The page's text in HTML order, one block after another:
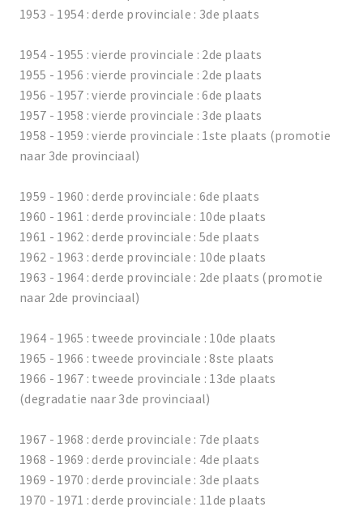
1953 - 1954 : derde provinciale : 3de plaats
1954 - 1955 : vierde provinciale : 2de plaats
1955 - 1956 : vierde provinciale : 2de plaats
1956 - 1957 : vierde provinciale : 6de plaats
1957 - 1958 : vierde provinciale : 3de plaats
1958 - 1959 : vierde provinciale : 1ste plaats (promotie
naar 3de provinciaal)
1959 - 1960 : derde provinciale : 6de plaats
1960 - 1961 : derde provinciale : 10de plaats
1961 - 1962 : derde provinciale : 5de plaats
1962 - 1963 : derde provinciale : 10de plaats
1963 - 1964 : derde provinciale : 2de plaats (promotie
naar 2de provinciaal)
1964 - 1965 : tweede provinciale : 10de plaats
1965 - 1966 : tweede provinciale : 8ste plaats
1966 - 1967 : tweede provinciale : 13de plaats
(degradatie naar 3de provinciaal)
1967 - 1968 : derde provinciale : 7de plaats
1968 - 1969 : derde provinciale : 4de plaats
1969 - 1970 : derde provinciale : 3de plaats
1970 - 1971 : derde provinciale : 11de plaats